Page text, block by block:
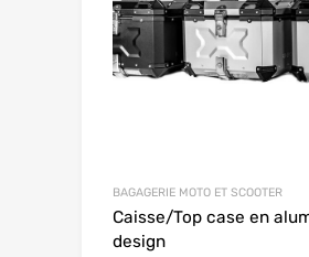
BAGAGERIE MOTO ET SCOOTER
Caisse/Top case en
design